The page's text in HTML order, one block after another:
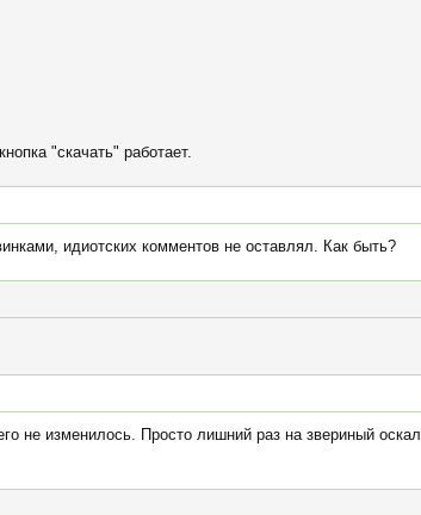
"скачать" работает.
идиотских комментов не оставлял. Как быть?
не изменилось. Просто лишний раз на звериный оскал